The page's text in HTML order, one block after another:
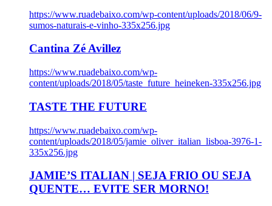
https://www.ruadebaixo.com/wp-content/uploads/2018/06/9-
sumos-naturais-e-vinho-335x256.jpg
Cantina Zé Avillez
https://www.ruadebaixo.com/wp-
content/uploads/2018/05/taste_future_heineken-335x256.jpg
TASTE THE FUTURE
https://www.ruadebaixo.com/wp-
content/uploads/2018/05/jamie_oliver_italian_lisboa-3976-1-
335x256.jpg
JAMIE’S ITALIAN | SEJA FRIO OU SEJA
QUENTE… EVITE SER MORNO!